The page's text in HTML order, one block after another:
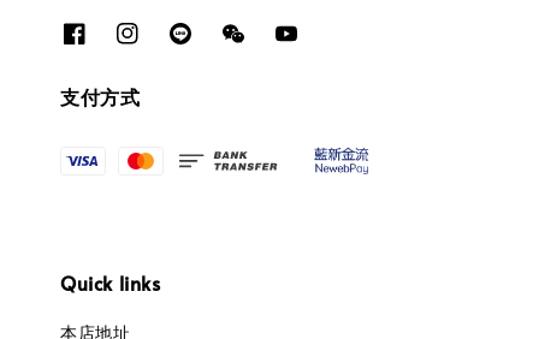
支付方式
Quick links
本店地址